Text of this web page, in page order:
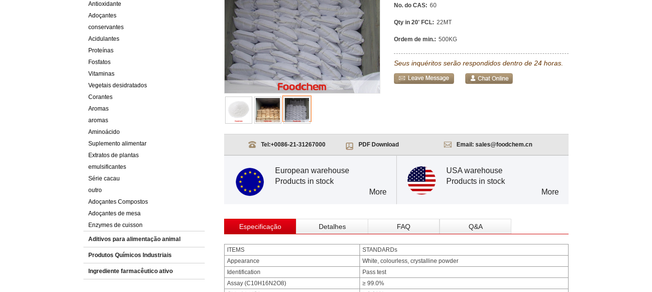
Antioxidante
Adoçantes
conservantes
Acidulantes
Proteínas
Fosfatos
Vitaminas
Vegetais desidratados
Corantes
Aromas
aromas
Aminoácido
Suplemento alimentar
Extratos de plantas
emulsificantes
Série cacau
outro
Adoçantes Compostos
Adoçantes de mesa
Enzymes de cuisson
Aditivos para alimentação animal
Produtos Químicos Industriais
Ingrediente farmacêutico ativo
No. do CAS: 60
Qty in 20' FCL: 22MT
Ordem de min.: 500KG
Seus inquéritos serão respondidos dentro de 24 horas.
Tel:+0086-21-31267000 PDF Download Email: sales@foodchem.cn
European warehouse
Products in stock
More
USA warehouse
Products in stock
More
Especificação Detalhes FAQ Q&A
ITEMS
STANDARDs
Appearance
White, colourless, crystalline powder
Identification
Pass test
Assay (C10H16N2O8)
≥ 99.0%